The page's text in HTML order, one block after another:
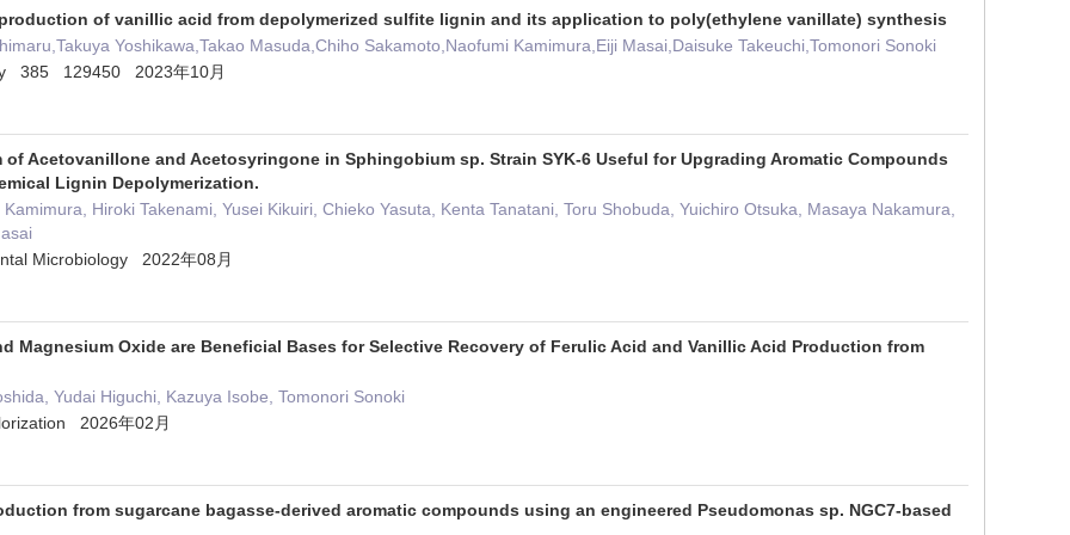
of vanillic acid from depolymerized sulfite lignin and its application to poly(ethylene vanillate) synthesis
Yoshikawa,Takao Masuda,Chiho Sakamoto,Naofumi Kamimura,Eiji Masai,Daisuke Takeuchi,Tomonori Sonoki
385 129450 2023年10月
of Acetovanillone and Acetosyringone in Sphingobium sp. Strain SYK-6 Useful for Upgrading Aromatic Compounds
Lignin Depolymerization.
Hiroki Takenami, Yusei Kikuiri, Chieko Yasuta, Kenta Tanatani, Toru Shobuda, Yuichiro Otsuka, Masaya Nakamura,
Microbiology 2022年08月
Magnesium Oxide are Beneficial Bases for Selective Recovery of Ferulic Acid and Vanillic Acid Production from
Yudai Higuchi, Kazuya Isobe, Tomonori Sonoki
2026年02月
from sugarcane bagasse-derived aromatic compounds using an engineered Pseudomonas sp. NGC7-based